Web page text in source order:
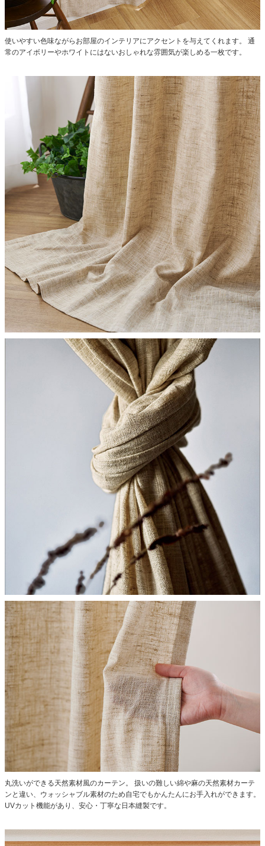
使いやすい色味ながらお部屋のインテリアにアクセントを与えてくれます。
通
常のアイボリーやホワイトにはないおしゃれな雰囲気が楽しめる一枚です。
丸洗いができる天然素材風のカーテン。
扱いの難しい綿や麻の天然素材カーテ
ンと違い、ウォッシャブル素材のため自宅でもかんたんにお手入れができます。
UVカット機能があり、安心・丁寧な日本縫製です。